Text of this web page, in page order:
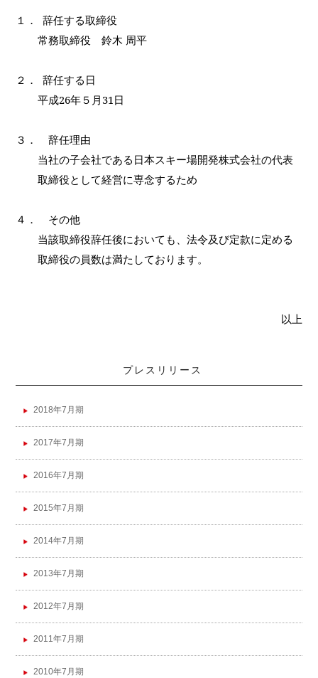
１．
辞任する取締役
常務取締役 鈴木 周平
２．
辞任する日
平成26年５月 31日
３．
辞任理由
当社の子会社である日本スキー場開発株式会社の代表
取締役として経営に専念するため
４．
その他
当該取締役辞任後においても、法令及び定款に定める
取締役の員数は満たしております。
以上
プレスリリース
2018年7月期
2017年7月期
2016年7月期
2015年7月期
2014年7月期
2013年7月期
2012年7月期
2011年7月期
2010年7月期